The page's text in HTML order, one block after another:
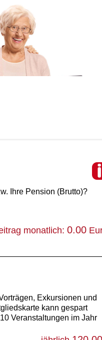
Ihre Pension (Brutto)?
monatlich: 0.00
Exkursionen und
kann gespart
Veranstaltungen im Jahr